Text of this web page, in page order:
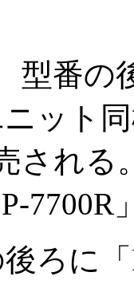
型番の
ット
される
7700R
ろに